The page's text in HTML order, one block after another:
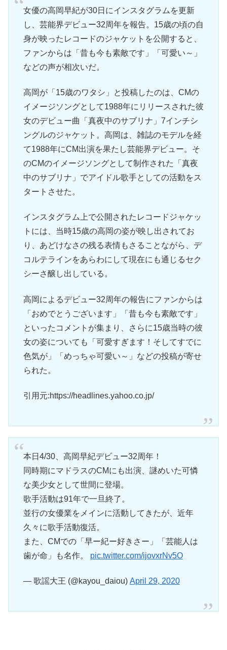
女優の高岡早紀が30日にインスタグラムを更新
し、芸能界デビュー32周年を報告。15歳の頃の自
身が映ったレコードのジャケットを公開すると、
ファンからは「昔も今も素敵です」「可愛い～」
などの声が相次いだ。
高岡が「15歳のワタシ」と投稿したのは、CMの
イメージソングとして1988年にリリースされた彼
女のデビュー曲「真夜中のサブリナ」7インチシ
ングルのジャケット。高岡は、雑誌のモデルを経
て1988年にCM出演を果たし芸能界デビュー。そ
のCMのイメージソングとして制作された「真夜
中のサブリナ」でアイドル歌手としての活動をス
タートさせた。
インスタグラム上で公開されたレコードジャケッ
トには、当時15歳の高岡の姿が映し出されてお
り、あどけなさの残る表情もさることながら、デ
コルテラインをあらわにして現在にも通じるセク
シーさ醸し出している。
高岡によるデビュー32周年の報告にファンからは
「おめでとうございます」「昔も今も素敵です」
といったコメントが集まり、さらに15歳当時の彼
女の姿についても「可愛すぎます！そしてすでに
色気が」「めっちゃ可愛い～」などの投稿が寄せ
られた。
引用元:https://headlines.yahoo.co.jp/
本日4/30、高岡早紀デビュー32周年！
同時期にマドラスのCMにも出演、謎めいた可憐
な美少女として世間に登場。
歌手活動は91年で一旦終了。
並行の女優業をメインに活動してきたが、近年
久々に歌手活動復活。
また、CMでの「早ー紀ー好きさー」「芸能人は
歯が命」も名作。 pic.twitter.com/ijovxrNv5O
— 歌謡大王 (@kayou_daiou) April 29, 2020